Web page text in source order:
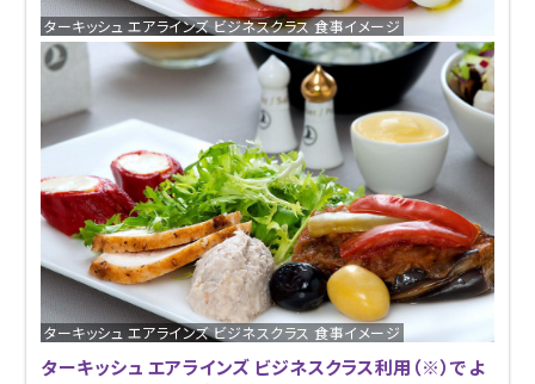
ターキッシュ エアラインズ ビジネスクラス 食事イメージ
ターキッシュ エアラインズ ビジネスクラス 食事イメージ
ターキッシュ エアラインズ ビジネスクラス利用（※）でよ